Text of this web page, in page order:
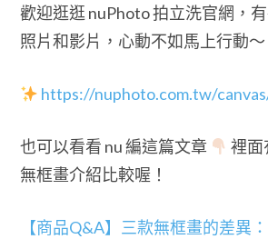
歡迎逛逛 nuPhoto 拍立洗官網，
照片和影片，心動不如馬上行動～
https://nuphoto.com.tw/
也可以看看 nu 編這篇文章
裡面
無框畫介紹比較喔！
【商品Q&A】三款無框畫的差異